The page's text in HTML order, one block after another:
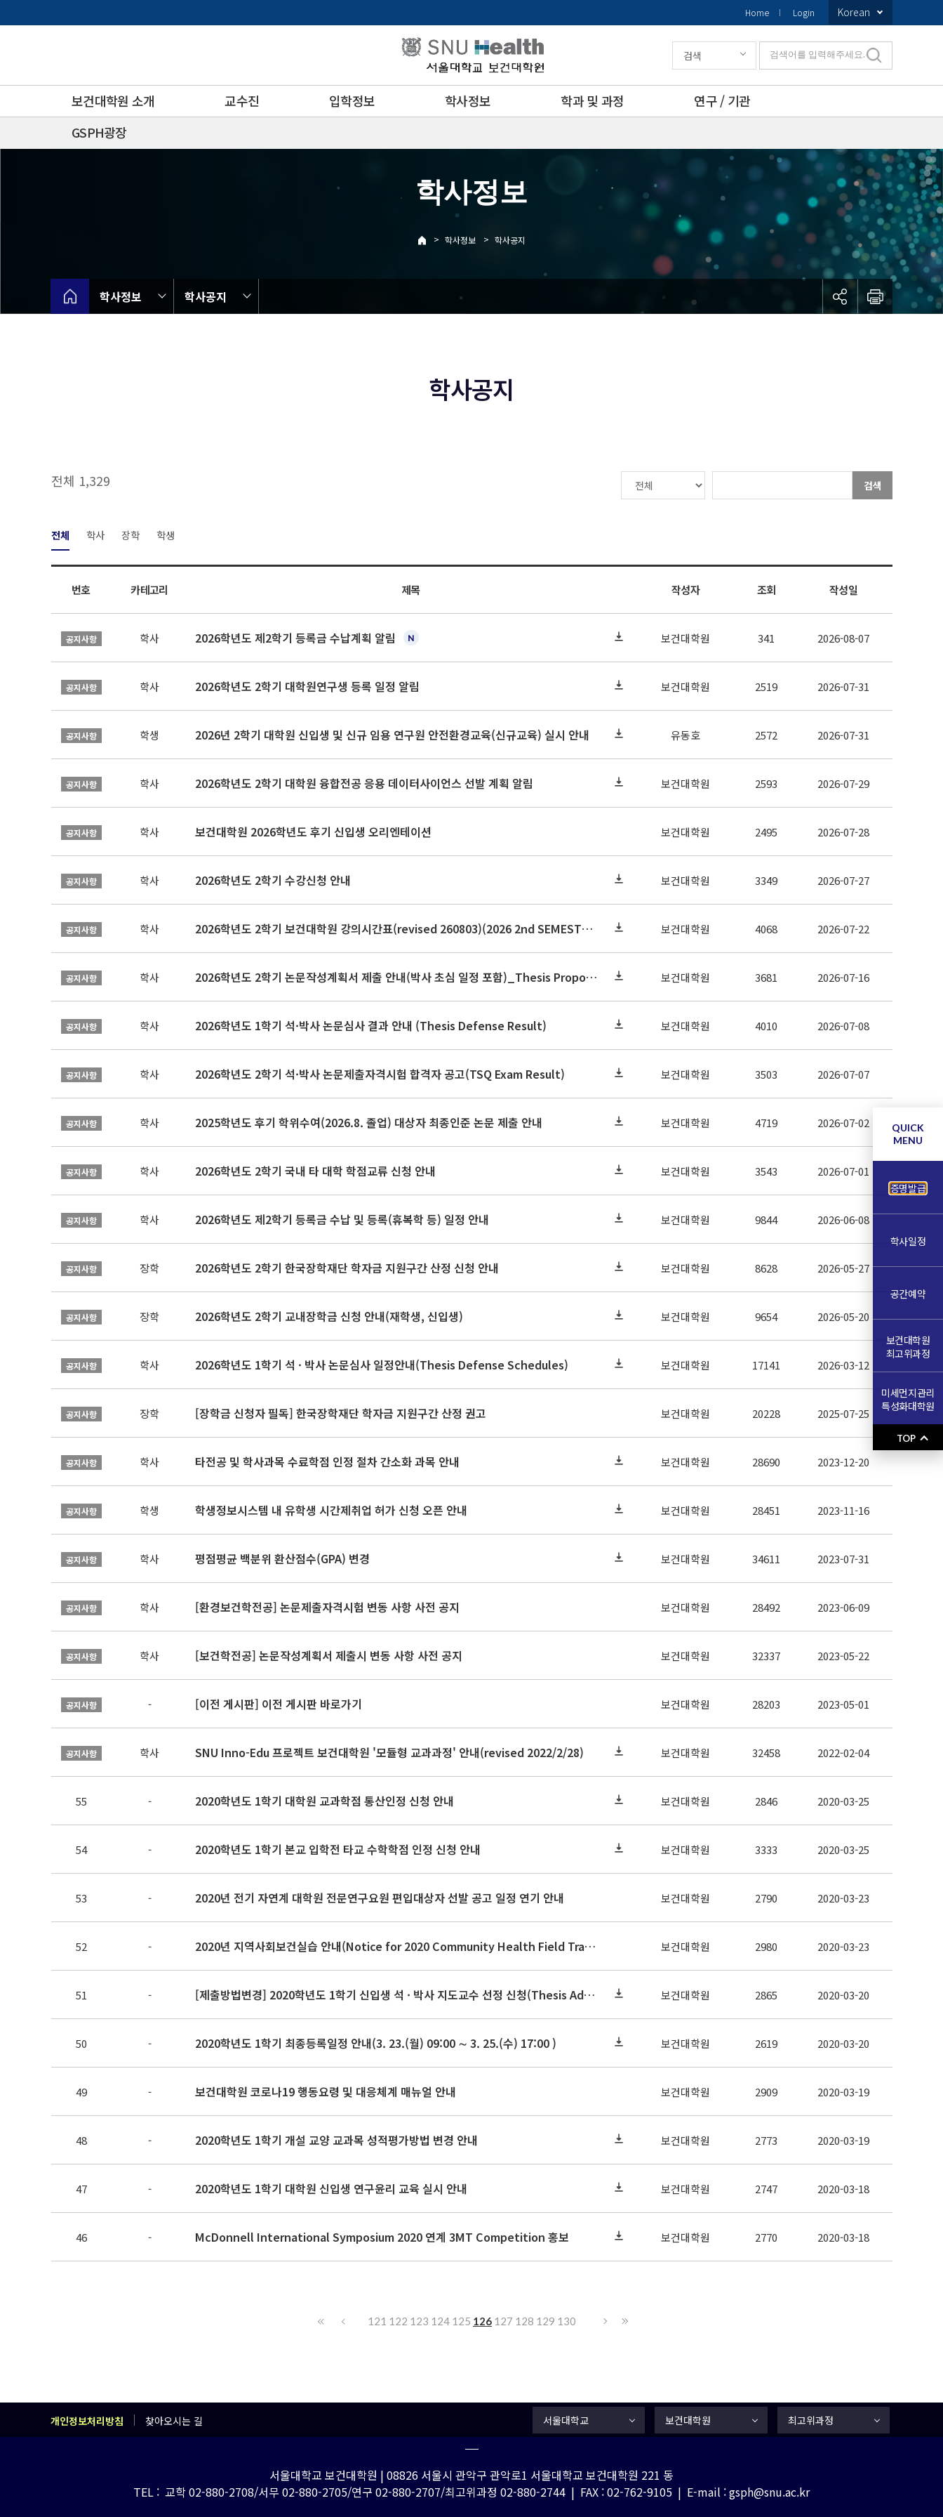
로
Home Login Korean
보건대학원 소개 교수진 입학정보 학사정보 학과 및 과정
연구 / 기관
GSPH광장
검색 검색어를 입력해주세요.
학사정보
> 학사정보 > 학사공지
학사정보 학사공지
학사공지
전체 1,329 검색
전체 학사 장학 학생
번호 카테고리 제목 작성자 조회 작성일
공지사항 학사 2026학년도 제2학기 등록금 수납계획 알림 보건대학원 341 2026-08-07
공지사항 학사 2026학년도 2학기 대학원연구생 등록 일정 알림 보건대학원 2519 2026-07-31
공지사항 학생 2026년 2학기 대학원 신입생 및 신규 임용 연구원 안전환경교육(신규교육) 실시 안내 유동호 2572 2026-07-31
공지사항 학사 2026학년도 2학기 대학원 융합전공 응용 데이터사이언스 선발 계획 알림 보건대학원 2593 2026-07-29
공지사항 학사 보건대학원 2026학년도 후기 신입생 오리엔테이션 보건대학원 2495 2026-07-28
공지사항 학사 2026학년도 2학기 수강신청 안내 보건대학원 3349 2026-07-27
공지사항 학사 2026학년도 2학기 보건대학원 강의시간표(revised 260803)(2026 2nd SEMESTER SNU GSPH TIMETABLE) 보건대학원 4068 2026-07-22
공지사항 학사 2026학년도 2학기 논문작성계획서 제출 안내(박사 초심 일정 포함)_Thesis Proposal 보건대학원 3681 2026-07-16
공지사항 학사 2026학년도 1학기 석·박사 논문심사 결과 안내 (Thesis Defense Result) 보건대학원 4010 2026-07-08
공지사항 학사 2026학년도 2학기 석·박사 논문제출자격시험 합격자 공고(TSQ Exam Result) 보건대학원 3503 2026-07-07
공지사항 학사 2025학년도 후기 학위수여(2026.8. 졸업) 대상자 최종인준 논문 제출 안내 보건대학원 4719 2026-07-02
공지사항 학사 2026학년도 2학기 국내 타 대학 학점교류 신청 안내 보건대학원 3543 2026-07-01
공지사항 학사 2026학년도 제2학기 등록금 수납 및 등록(휴복학 등) 일정 안내 보건대학원 9844 2026-06-08
공지사항 장학 2026학년도 2학기 한국장학재단 학자금 지원구간 산정 신청 안내 보건대학원 8628 2026-05-27
공지사항 장학 2026학년도 2학기 교내장학금 신청 안내(재학생, 신입생) 보건대학원 9654 2026-05-20
공지사항 학사 2026학년도 1학기 석 · 박사 논문심사 일정안내(Thesis Defense Schedules) 보건대학원 17141 2026-03-12
공지사항 장학 [장학금 신청자 필독] 한국장학재단 학자금 지원구간 산정 권고 보건대학원 20228 2025-07-25
공지사항 학사 타전공 및 학사과목 수료학점 인정 절차 간소화 과목 안내 보건대학원 28690 2023-12-20
공지사항 학생 학생정보시스템 내 유학생 시간제취업 허가 신청 오픈 안내 보건대학원 28451 2023-11-16
공지사항 학사 평점평균 백분위 환산점수(GPA) 변경 보건대학원 34611 2023-07-31
공지사항 학사 [환경보건학전공] 논문제출자격시험 변동 사항 사전 공지 보건대학원 28492 2023-06-09
공지사항 학사 [보건학전공] 논문작성계획서 제출시 변동 사항 사전 공지 보건대학원 32337 2023-05-22
공지사항 - [이전 게시판] 이전 게시판 바로가기 보건대학원 28203 2023-05-01
공지사항 학사 SNU Inno-Edu 프로젝트 보건대학원 '모듈형 교과과정' 안내(revised 2022/2/28) 보건대학원 32458 2022-02-04
55 - 2020학년도 1학기 대학원 교과학점 통산인정 신청 안내 보건대학원 2846 2020-03-25
54 - 2020학년도 1학기 본교 입학전 타교 수학학점 인정 신청 안내 보건대학원 3333 2020-03-25
53 - 2020년 전기 자연계 대학원 전문연구요원 편입대상자 선발 공고 일정 연기 안내 보건대학원 2790 2020-03-23
52 - 2020년 지역사회보건실습 안내(Notice for 2020 Community Health Field Training) 보건대학원 2980 2020-03-23
51 - [제출방법변경] 2020학년도 1학기 신입생 석 · 박사 지도교수 선정 신청(Thesis Advisor) 보건대학원 2865 2020-03-20
50 - 2020학년도 1학기 최종등록일정 안내(3. 23.(월) 09:00 ∼ 3. 25.(수) 17:00 ) 보건대학원 2619 2020-03-20
49 - 보건대학원 코로나19 행동요령 및 대응체계 매뉴얼 안내 보건대학원 2909 2020-03-19
48 - 2020학년도 1학기 개설 교양 교과목 성적평가방법 변경 안내 보건대학원 2773 2020-03-19
47 - 2020학년도 1학기 대학원 신입생 연구윤리 교육 실시 안내 보건대학원 2747 2020-03-18
46 - McDonnell International Symposium 2020 연계 3MT Competition 홍보 보건대학원 2770 2020-03-18
121 122 123 124 125 126 127 128 129 130
개인정보처리방침 찾아오시는 길 서울대학교 보건대학원 최고위과정
서울대학교 보건대학원 | 08826 서울시 관악구 관악로1 서울대학교 보건대학원 221 동
TEL : 교학 02-880-2708/서무 02-880-2705/연구 02-880-2707/최고위과정 02-880-2744 | FAX : 02-762-9105 | E-mail : gsph@snu.ac.kr
QUICK
MENU
증명발급
학사일정
공간예약
보건대학원
최고위과정
미세먼지관리
특성화대학원
TOP